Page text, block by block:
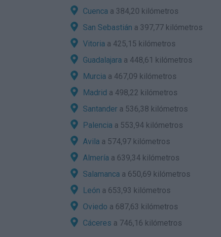
Cuenca a 384,20 kilómetros
San Sebastián a 397,77 kilómetros
Vitoria a 425,15 kilómetros
Guadalajara a 448,61 kilómetros
Murcia a 467,09 kilómetros
Madrid a 498,22 kilómetros
Santander a 536,38 kilómetros
Palencia a 553,94 kilómetros
Avila a 574,97 kilómetros
Almería a 639,34 kilómetros
Salamanca a 650,69 kilómetros
León a 653,93 kilómetros
Oviedo a 687,63 kilómetros
Cáceres a 746,16 kilómetros